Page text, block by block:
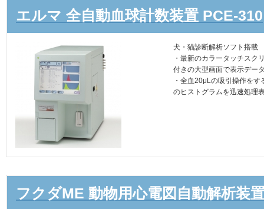
エルマ 全自動血球計数装置 PCE-310
犬・猫診断解析ソフト搭載
・最新のカラータッチスク
付きの大型画面で表示デー
・全血20μLの吸引操作を
のヒストグラムを迅速処理
フクダME 動物用心電図自動解析装